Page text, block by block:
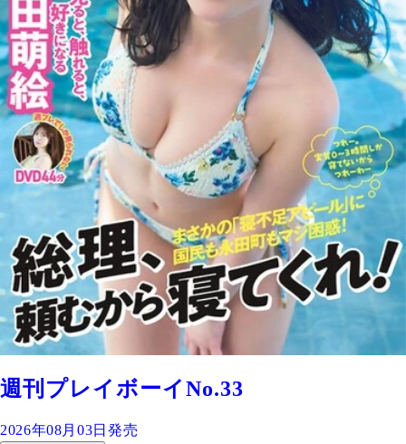
週刊プレイボーイNo.33
2026年08月03日発売